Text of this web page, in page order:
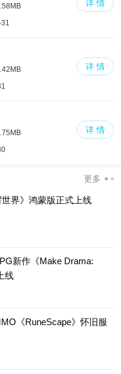
详 情
详 情
详 情
更多
界》鸿蒙版正式上线
新作《Make Drama:
线
《RuneScape》怀旧服